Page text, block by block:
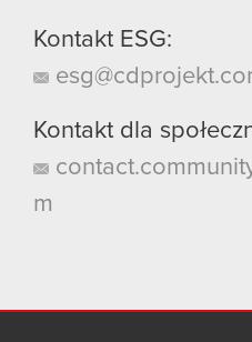
Kontakt ESG:
Kontakt dla
m